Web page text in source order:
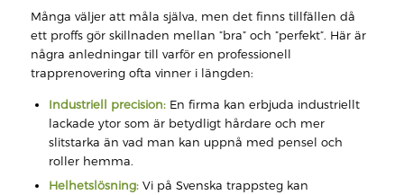
Många väljer att måla själva, men det finns tillfällen då
ett proffs gör skillnaden mellan ”bra” och ”perfekt”. Här är
några anledningar till varför en professionell
trapprenovering ofta vinner i längden:
Industriell precision:En firma kan erbjuda industriellt
lackade ytor som är betydligt hårdare och mer
slitstarka än vad man kan uppnå med pensel och
roller hemma.
Helhetslösning:Vi på Svenska trappsteg kan